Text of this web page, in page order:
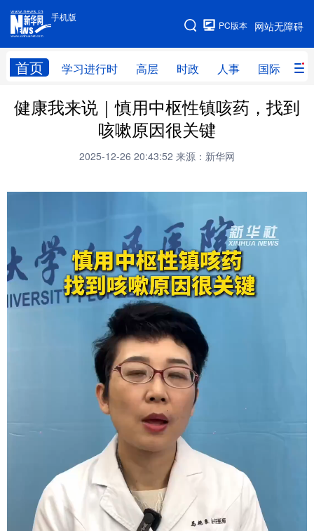
手机版
网站无障碍
PC版本
首页 学习进行时 高层 时政 人事 国际 财
手机版
网站地图
学习进行时 高层 时政 人事
财经 网评
思客智库 全球连线
科技 科普 体育 文化
访谈 视频
图片 中央文件 金融
食品 人居 信息化 乡村振兴
城市 旅游
彩票 娱乐
公益 书画
上市公司 投教基地
北京 天津
辽宁 吉林 上海 江苏
健康我来说｜慎用中枢性镇咳药，找到
咳嗽原因很关键
2025-12-26 20:43:52 来源：新华网